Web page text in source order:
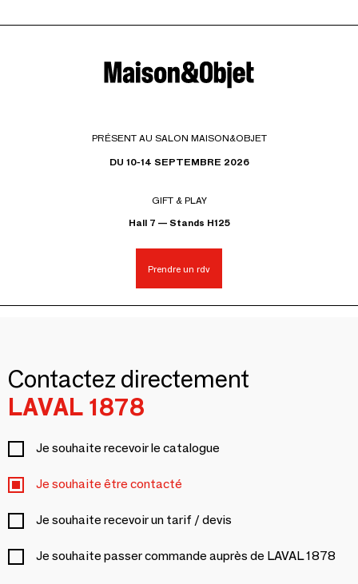
PRÉSENT AU SALON MAISON&OBJET
DU 10-14 SEPTEMBRE 2026
GIFT & PLAY
Hall 7 — Stands H125
Prendre un rdv
Contactez directement
LAVAL 1878
Je souhaite recevoir le catalogue
Je souhaite être contacté
Je souhaite recevoir un tarif / devis
Je souhaite passer commande auprès de LAVAL 1878